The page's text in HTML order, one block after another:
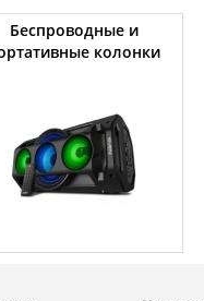
Беспроводные и
колонки